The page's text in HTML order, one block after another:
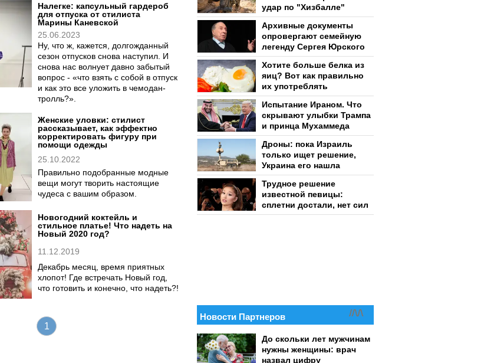
Налегке: капсульный гардероб
для отпуска от стилиста
Марины Каневской
25.06.2023
Ну, что ж, кажется, долгожданный
сезон отпусков снова наступил. И
снова нас волнует давно забытый
вопрос - «что взять с собой в отпуск
и как это все уложить в чемодан-
тролль?».
Женские уловки: стилист
рассказывает, как эффектно
корректировать фигуру при
помощи одежды
25.10.2022
Правильно подобранные модные
вещи могут творить настоящие
чудеса с вашим образом.
Новогодний коктейль и
стильное платье! Что надеть на
Новый 2020 год?
11.12.2019
Декабрь месяц, время приятных
хлопот! Где встречать Новый год,
что готовить и конечно, что надеть?!
1
удар по "Хизбалле"
Архивные документы
опровергают семейную
легенду Сергея Юрского
Хотите больше белка из
яиц? Вот как правильно
их употреблять
Испытание Ираном. Что
скрывают улыбки Трампа
и принца Мухаммеда
Дроны: пока Израиль
только ищет решение,
Украина его нашла
Трудное решение
известной певицы:
сплетни достали, нет сил